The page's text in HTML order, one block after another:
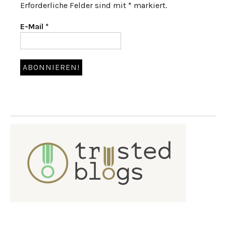
Erforderliche Felder sind mit * markiert.
E-Mail *